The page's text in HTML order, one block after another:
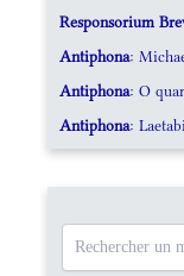
Responsorium
Antiphona:
Antiphona: O
Antiphona: